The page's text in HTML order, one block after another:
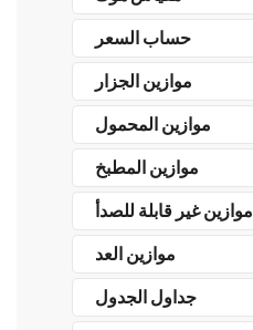
حساب السعر
موازين الجزار
موازين المحمول
موازين المطبخ
موازين غير قابلة للصدأ
موازين العد
جداول الجدول